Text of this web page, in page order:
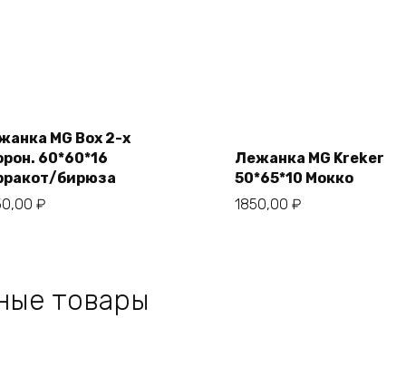
корзину
MG Box 2-х
60*60*16
бирюза
₽
Лежанка MG Kreker
50*65*10 Мокко
1850,00 ₽
товары